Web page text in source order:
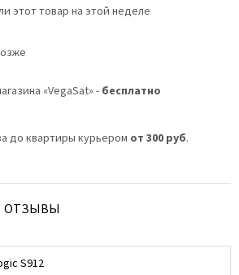
этот товар на этой неделе
«VegaSat» - бесплатно
до квартиры курьером от 300 руб.
ОТЗЫВЫ
S912